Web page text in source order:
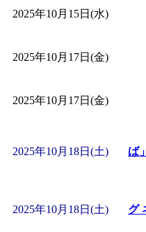
す」 受
「みな
de 健康
皆鶴
」 受
「みな
2025年10月15日(水)
2025年10月17日(金)
2025年10月17日(金)
2025年10月18日(土)
ば
2025年10月18日(土)
グ